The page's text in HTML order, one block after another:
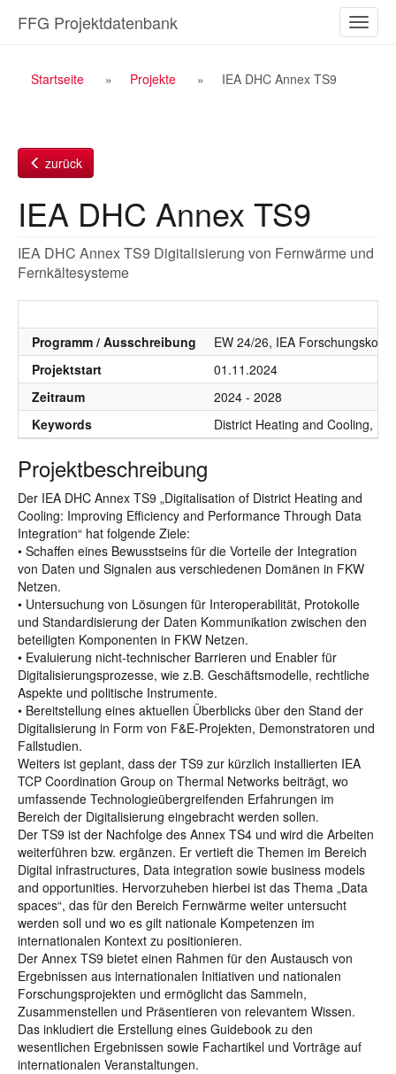
Inhalt
ein-/
FFG Projektdatenbank
Breadcrumb
Startseite Projekte IEA DHC Annex TS9
zurück
IEA DHC Annex TS9
IEA DHC Annex TS9 Digitalisierung von Fernwärme und
Fernkältesysteme
Programm / Ausschreibung
EW 24/26, IEA
Projektstart
01.11.2024
Zeitraum
2024 - 2028
Keywords
District Heating and Cooling,
Projektbeschreibung
Der IEA DHC Annex TS9 „Digitalisation of District Heating and
Cooling: Improving Efficiency and Performance Through Data
Integration“ hat folgende Ziele:
• Schaffen eines Bewusstseins für die Vorteile der Integration
von Daten und Signalen aus verschiedenen Domänen in FKW
Netzen.
• Untersuchung von Lösungen für Interoperabilität, Protokolle
und Standardisierung der Daten Kommunikation zwischen den
beteiligten Komponenten in FKW Netzen.
• Evaluierung nicht-technischer Barrieren und Enabler für
Digitalisierungsprozesse, wie z.B. Geschäftsmodelle, rechtliche
Aspekte und politische Instrumente.
• Bereitstellung eines aktuellen Überblicks über den Stand der
Digitalisierung in Form von F&E-Projekten, Demonstratoren und
Fallstudien.
Weiters ist geplant, dass der TS9 zur kürzlich installierten IEA
TCP Coordination Group on Thermal Networks beiträgt, wo
umfassende Technologieübergreifenden Erfahrungen im
Bereich der Digitalisierung eingebracht werden sollen.
Der TS9 ist der Nachfolge des Annex TS4 und wird die Arbeiten
weiterführen bzw. ergänzen. Er vertieft die Themen im Bereich
Digital infrastructures, Data integration sowie business models
and opportunities. Hervorzuheben hierbei ist das Thema „Data
spaces“, das für den Bereich Fernwärme weiter untersucht
werden soll und wo es gilt nationale Kompetenzen im
internationalen Kontext zu positionieren.
Der Annex TS9 bietet einen Rahmen für den Austausch von
Ergebnissen aus internationalen Initiativen und nationalen
Forschungsprojekten und ermöglicht das Sammeln,
Zusammenstellen und Präsentieren von relevantem Wissen.
Das inkludiert die Erstellung eines Guidebook zu den
wesentlichen Ergebnissen sowie Fachartikel und Vorträge auf
internationalen Veranstaltungen.